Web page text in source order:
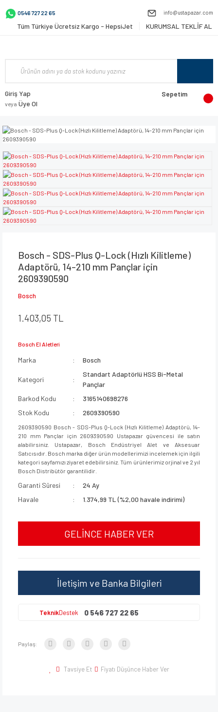
0546 727 22 65 info@ustapazar.com
Tüm Türkiye Ücretsiz Kargo - HepsiJet KURUMSAL TEKLİF AL
Giriş Yap
veya Üye Ol
Sepetim
Bosch - SDS-Plus Q-Lock (Hızlı Kilitleme)
Adaptörü, 14-210 mm Pançlar için
2609390590
Bosch
1.403,05 TL
Bosch El Aletleri
Marka Bosch
Kategori
Standart Adaptörlü HSS Bi-Metal
Pançlar
Barkod Kodu
3165140698276
Stok Kodu
2609390590
2609390590 Bosch - SDS-Plus Q-Lock (Hızlı Kilitleme) Adaptörü, 14-
210 mm Pançlar için 2609390590 Ustapazar güvencesi ile satın
alabilirsiniz. Ustapazar, Bosch Endüstriyel Alet ve Aksesuar
Satıcısıdır. Bosch marka diğer ürün modellerimizi incelemek için ilgili
kategori sayfamızı ziyaret edebilirsiniz. Tüm ürünlerimiz orjinal ve 2 yıl
Bosch Distribütör garantilidir.
Garanti Süresi
24 Ay
Havale
1.374,99 TL (%2,00 havale indirimi)
GELİNCE HABER VER
İletişim ve Banka Bilgileri
TeknikDestek 0 546 727 22 65
Paylaş:
Tavsiye Et Fiyatı Düşünce Haber Ver